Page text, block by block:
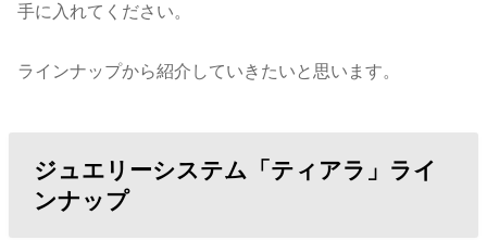
手に入れてください。
ラインナップから紹介していきたいと思います。
ジュエリーシステム「ティアラ」ライ
ンナップ